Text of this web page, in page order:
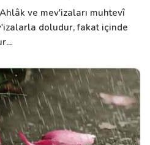
ve mev'izaları muhtevî
doludur, fakat içinde